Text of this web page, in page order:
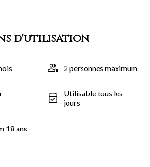
d'utilisation
2 personnes maximum
Utilisable tous les
jours
18 ans